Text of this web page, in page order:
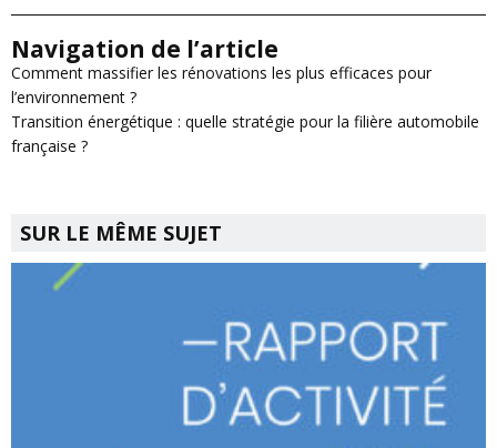
Navigation de l’article
Comment massifier les rénovations les plus efficaces pour
l’environnement ?
Transition énergétique : quelle stratégie pour la filière automobile
française ?
SUR LE MÊME SUJET